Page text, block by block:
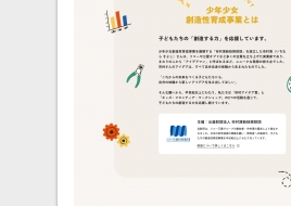
: 9010595